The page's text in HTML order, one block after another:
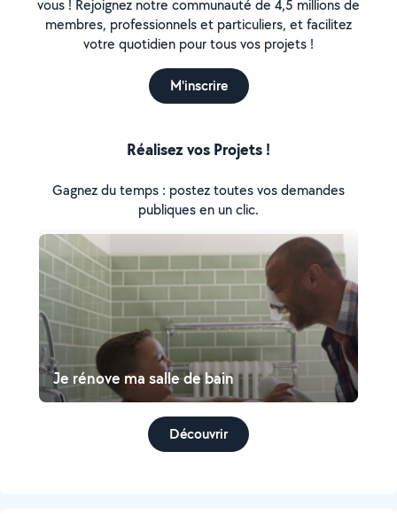
vous ! Rejoignez notre communauté de 4,5 millions de
membres, professionnels et particuliers, et facilitez
votre quotidien pour tous vos projets !
M'inscrire
Réalisez vos Projets !
Gagnez du temps : postez toutes vos demandes
publiques en un clic.
Je rénove ma salle de bain
Découvrir